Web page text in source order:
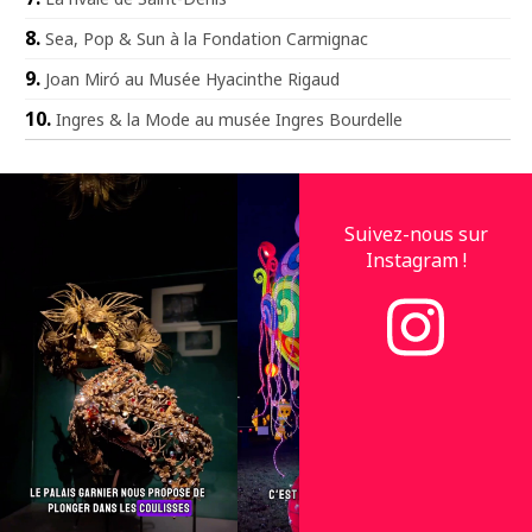
Sea, Pop & Sun à la Fondation Carmignac
Joan Miró au Musée Hyacinthe Rigaud
Ingres & la Mode au musée Ingres Bourdelle
Suivez-nous sur
Instagram !